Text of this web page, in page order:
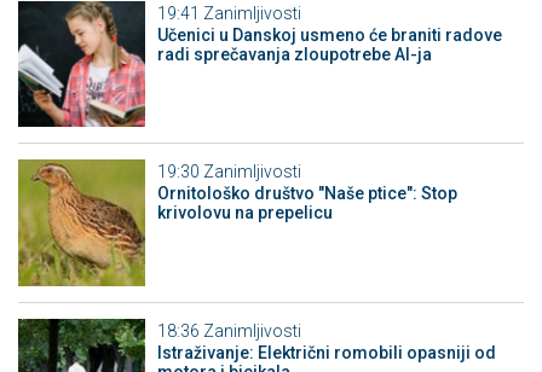
19:41 Zanimljivosti
Učenici u Danskoj usmeno će braniti radove
radi sprečavanja zloupotrebe AI-ja
19:30 Zanimljivosti
Ornitološko društvo "Naše ptice": Stop
krivolovu na prepelicu
18:36 Zanimljivosti
Istraživanje: Električni romobili opasniji od